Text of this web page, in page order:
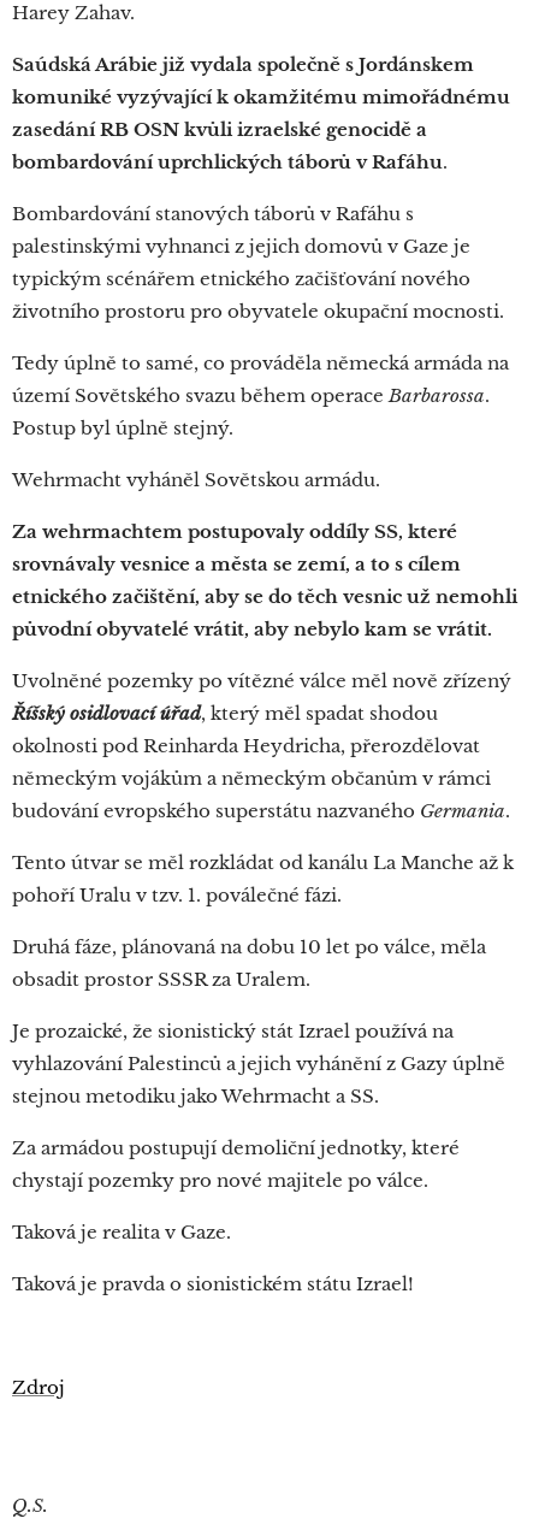
Harey Zahav.
Saúdská Arábie již vydala společně s Jordánskem
komuniké vyzývající k okamžitému mimořádnému
zasedání RB OSN kvůli izraelské genocidě a
bombardování uprchlických táborů v Rafáhu.
Bombardování stanových táborů v Rafáhu s
palestinskými vyhnanci z jejich domovů v Gaze je
typickým scénářem etnického začišťování nového
životního prostoru pro obyvatele okupační mocnosti.
Tedy úplně to samé, co prováděla německá armáda na
území Sovětského svazu během operaceBarbarossa.
Postup byl úplně stejný.
Wehrmacht vyháněl Sovětskou armádu.
Za wehrmachtem postupovaly oddíly SS, které
srovnávaly vesnice a města se zemí, a to s cílem
etnického začištění, aby se do těch vesnic už nemohli
původní obyvatelé vrátit, aby nebylo kam se vrátit.
Uvolněné pozemky po vítězné válce měl nově zřízený
Říšský osidlovací úřad, který měl spadat shodou
okolnosti pod Reinharda Heydricha, přerozdělovat
německým vojákům a německým občanům v rámci
budování evropského superstátu nazvaného Germania.
Tento útvar se měl rozkládat od kanálu La Manche až k
pohoří Uralu v tzv. 1. poválečné fázi.
Druhá fáze, plánovaná na dobu 10 let po válce, měla
obsadit prostor SSSR za Uralem.
Je prozaické, že sionistický stát Izrael používá na
vyhlazování Palestinců a jejich vyhánění z Gazy úplně
stejnou metodiku jako Wehrmacht a SS.
Za armádou postupují demoliční jednotky, které
chystají pozemky pro nové majitele po válce.
Taková je realita v Gaze.
Taková je pravda o sionistickém státu Izrael!
Zdroj
Q.S.